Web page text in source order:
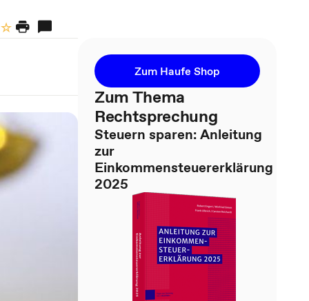
Zum Haufe Shop
Zum Thema
Rechtsprechung
Steuern sparen: Anleitung
zur
Einkommensteuererklärung
2025